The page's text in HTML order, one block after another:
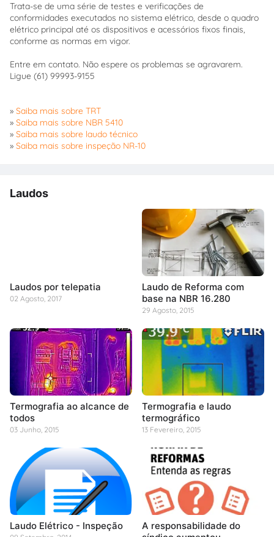
Trata-se de uma série de testes e verificações de
conformidades executados no sistema elétrico, desde o quadro
elétrico principal até os dispositivos e acessórios fixos finais,
conforme as normas em vigor.
Entre em contato. Não espere os problemas se agravarem.
Ligue (61) 99993-9155
» Saiba mais sobre TRT
» Saiba mais sobre NBR 5410
» Saiba mais sobre laudo técnico
» Saiba mais sobre inspeção NR-10
Laudos
Laudos por telepatia
02 Agosto, 2017
Laudo de Reforma com
base na NBR 16.280
29 Agosto, 2015
Termografia ao alcance de
todos
03 Junho, 2015
Termografia e laudo
termográfico
13 Fevereiro, 2015
Laudo Elétrico - Inspeção
A responsabilidade do